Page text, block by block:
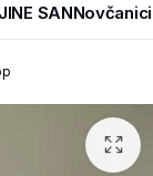
SANNovčanici